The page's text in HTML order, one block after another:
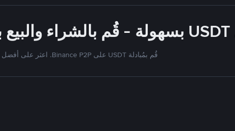
قُم بمُبادلة USDT على Binance P2P. اعثر على أفضل العروض أدناه لشراء وبيع Tether